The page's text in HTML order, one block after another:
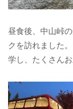
昼食後、中山峠
クを訪れました
学し、たくさん